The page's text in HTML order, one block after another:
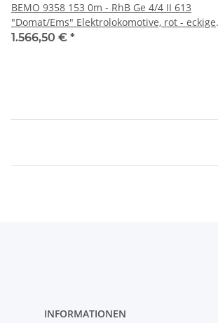
BEMO 9358 153 0m - RhB Ge 4/4 II 613
"Domat/Ems" Elektrolokomotive, rot - eckige
Lampen DIGITAL mit SOUND
1.566,50 € *
INFORMATIONEN